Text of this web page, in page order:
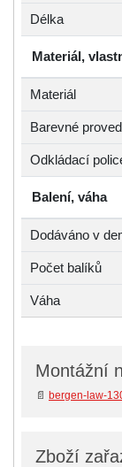
Délka
Materiál,
Materiál
Barevné
Odkládací
Balení, váha
Dodáváno v
Počet balíků
Váha
Montážní
📄 bergen-law-
Zboží